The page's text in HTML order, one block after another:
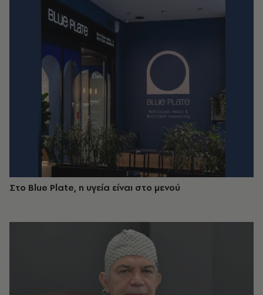
Στο Blue Plate, η υγεία είναι στο μενού